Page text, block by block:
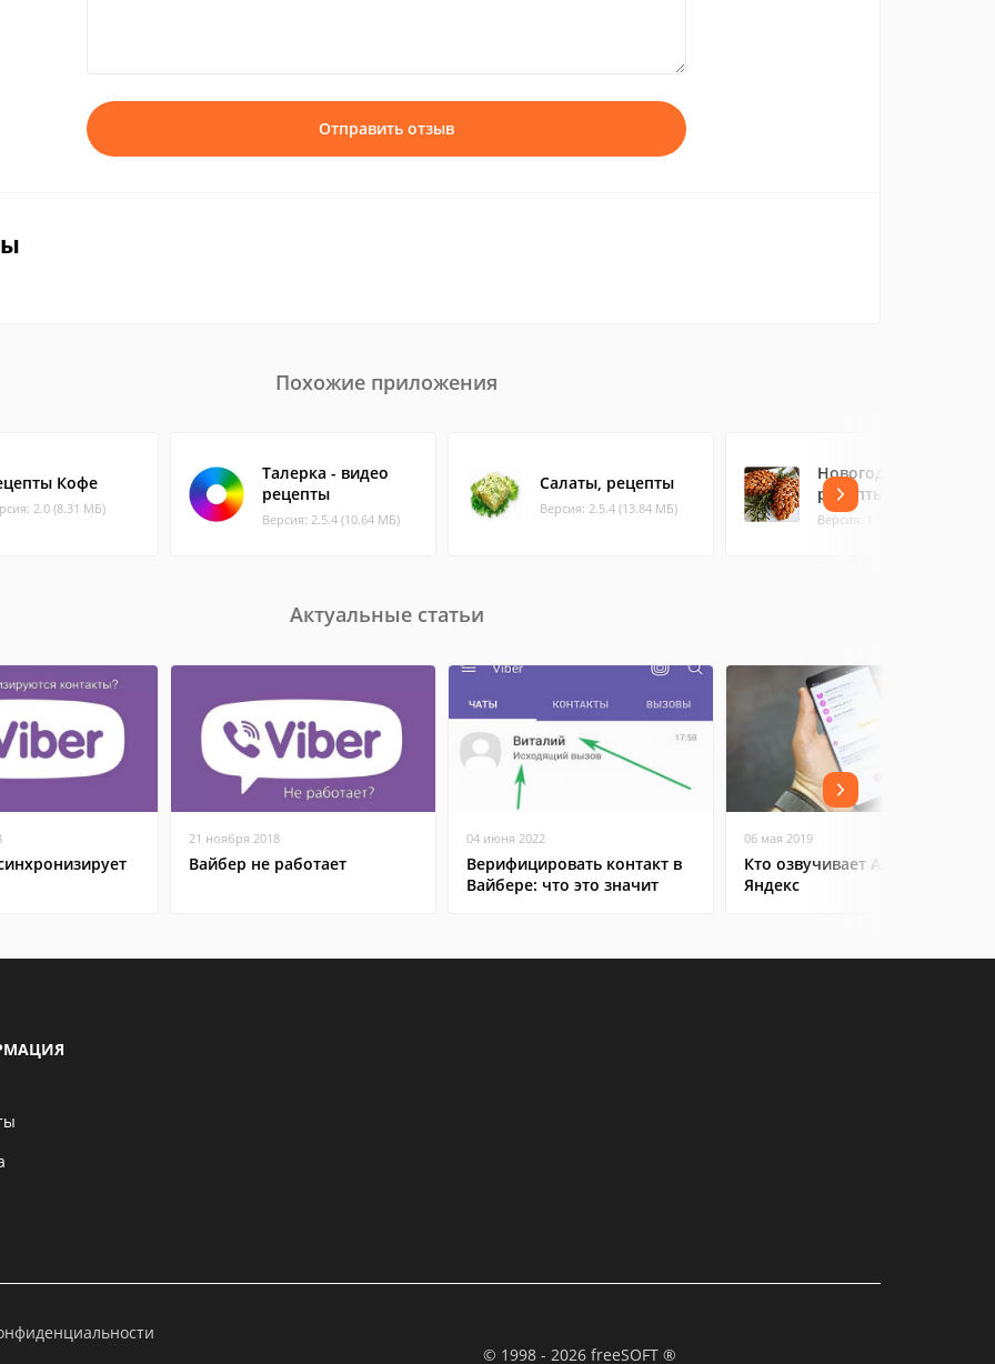
Отправить отзыв
Похожие приложения
Кофе
2.0 (8.31 МБ)
Талерка - видео
рецепты
Версия: 2.5.4 (10.64 МБ)
Салаты, рецепты
Версия: 2.5.4 (13.84 МБ)
Новогодние
рецепты
Версия: 1.1.3 (13.43 МБ)
Актуальные статьи
21 ноября 2018
Вайбер не работает
04 июня 2022
Верифицировать контакт в
Вайбере: что это значит
06 мая 2019
Кто озвучивает Алису
Яндекс
© 1998 - 2026 freeSOFT ®